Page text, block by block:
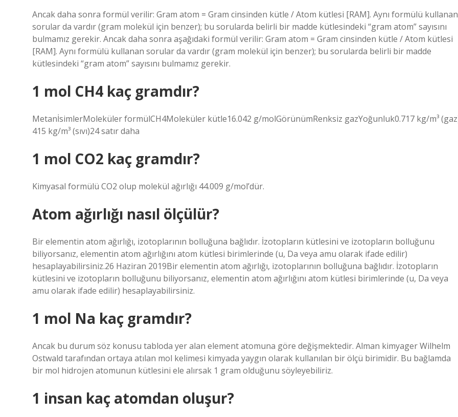
Ancak daha sonra formül verilir: Gram atom = Gram cinsinden kütle / Atom kütlesi [RAM]. Aynı formülü kullanan
sorular da vardır (gram molekül için benzer); bu sorularda belirli bir madde kütlesindeki “gram atom” sayısını
bulmamız gerekir. Ancak daha sonra aşağıdaki formül verilir: Gram atom = Gram cinsinden kütle / Atom kütlesi
[RAM]. Aynı formülü kullanan sorular da vardır (gram molekül için benzer); bu sorularda belirli bir madde
kütlesindeki “gram atom” sayısını bulmamız gerekir.
1 mol CH4 kaç gramdır?
MetanİsimlerMoleküler formülCH4Moleküler kütle16.042 g/molGörünümRenksiz gazYoğunluk0.717 kg/m³
415 kg/m³ (sıvı)24 satır daha
1 mol CO2 kaç gramdır?
Kimyasal formülü CO2 olup molekül ağırlığı 44.009 g/mol’dür.
Atom ağırlığı nasıl ölçülür?
Bir elementin atom ağırlığı, izotoplarının bolluğuna bağlıdır. İzotopların kütlesini ve izotopların bolluğunu
biliyorsanız, elementin atom ağırlığını atom kütlesi birimlerinde (u, Da veya amu olarak ifade edilir)
hesaplayabilirsiniz.26 Haziran 2019Bir elementin atom ağırlığı, izotoplarının bolluğuna bağlıdır. İzotopların
kütlesini ve izotopların bolluğunu biliyorsanız, elementin atom ağırlığını atom kütlesi birimlerinde (u, Da veya
amu olarak ifade edilir) hesaplayabilirsiniz.
1 mol Na kaç gramdır?
Ancak bu durum söz konusu tabloda yer alan element atomuna göre değişmektedir. Alman kimyager Wilhelm
Ostwald tarafından ortaya atılan mol kelimesi kimyada yaygın olarak kullanılan bir ölçü birimidir. Bu bağlamda
bir mol hidrojen atomunun kütlesini ele alırsak 1 gram olduğunu söyleyebiliriz.
1 insan kaç atomdan oluşur?